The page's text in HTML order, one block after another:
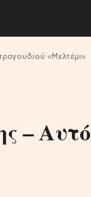
«Μελτέμι»
– Αυτό